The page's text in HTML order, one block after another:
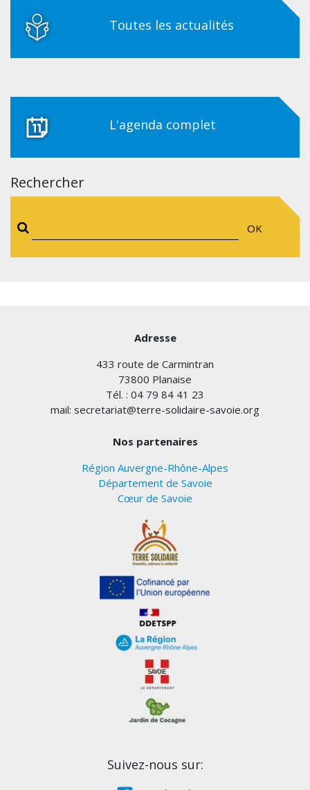
Toutes les actualités
L'agenda complet
Rechercher
OK
Adresse
433 route de Carmintran
73800 Planaise
Tél. : 04 79 84 41 23
mail: secretariat@terre-solidaire-savoie.org
Nos partenaires
Région Auvergne-Rhône-Alpes
Département de Savoie
Cœur de Savoie
Suivez-nous sur: